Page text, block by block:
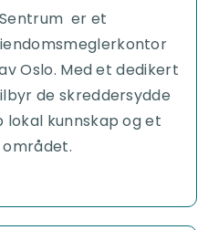
Sentrum er et
Oslo. Med et dedikert
de skreddersydde
kunnskap og et